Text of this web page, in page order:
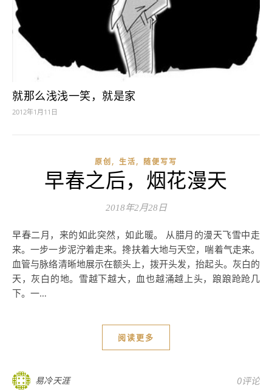
就那么浅浅一笑，就是家
2012年1月11日
原创 , 生活, 随便写写
早春之后，烟花漫天
2018年2月28日
早春二月，来的如此突然，如此暖。 从腊月的漫天飞雪中走
来。一步一步泥泞着走来。搀扶着大地与天空，喘着气走来。
血管与脉络清晰地展示在额头上，拨开头发，抬起头。灰白的
天，灰白的地。雪越下越大，血也越涌越上头，踉踉跄跄几
下。一…
阅读更多
易冷天涯 0评论